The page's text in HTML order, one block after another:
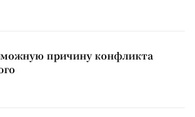
причину конфликта